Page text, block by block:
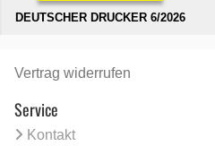
DEUTSCHER DRUCKER 6/2026
Vertrag widerrufen
Service
Kontakt